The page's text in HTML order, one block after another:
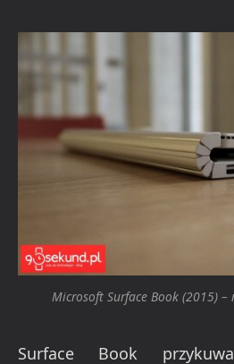
Microsoft Surface Book (2015) –
Surface Book